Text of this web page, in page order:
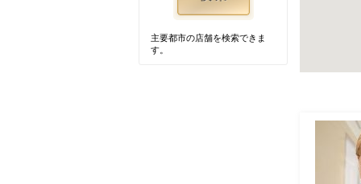
主要都市の店舗を検索できま
す。